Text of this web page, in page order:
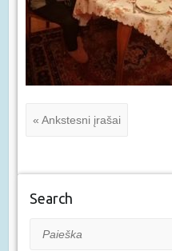
« Ankstesni įrašai
Search
Paieška